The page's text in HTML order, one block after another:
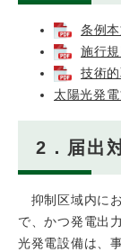
条例
施行
技術
太陽光発
2．届出
抑制区域内に
で、かつ発電出
光発電設備は、